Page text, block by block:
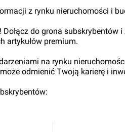
z rynku nieruchomości i
do grona subskrybentów i
artykułów premium.
na rynku
odmienić Twoją karierę i